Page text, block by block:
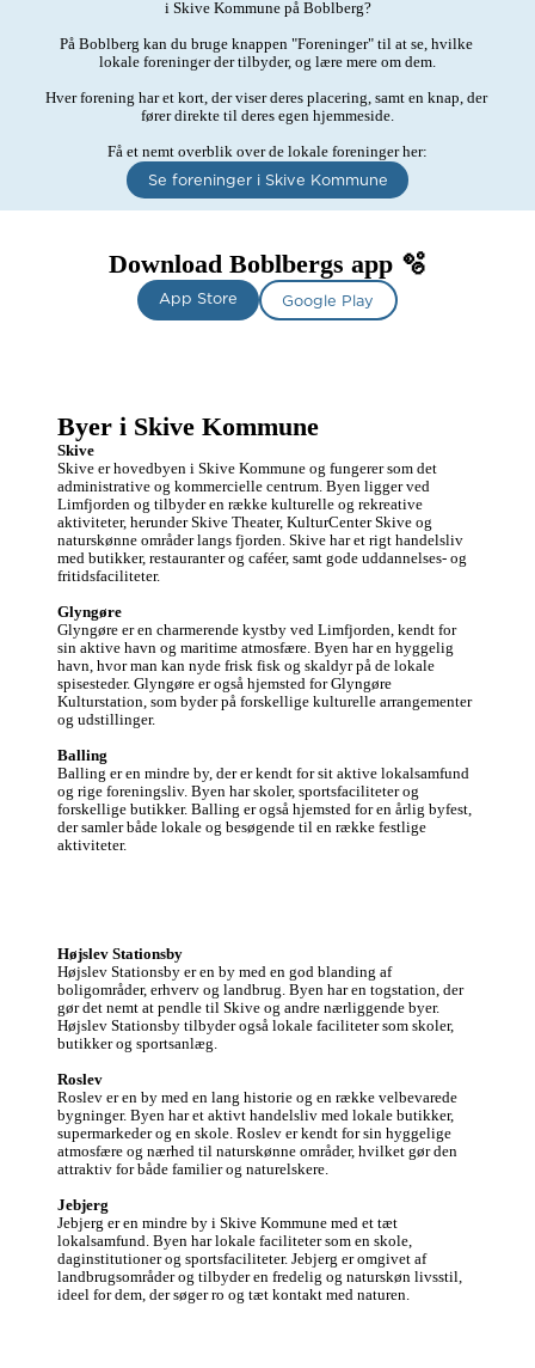
i Skive Kommune på Boblberg?
På Boblberg kan du bruge knappen "Foreninger" til at se, hvilke
lokale foreninger der tilbyder, og lære mere om dem.
Hver forening har et kort, der viser deres placering, samt en knap, der
fører direkte til deres egen hjemmeside.
Få et nemt overblik over de lokale foreninger her:
Se foreninger i Skive Kommune
Download Boblbergs app 🫧
App Store Google Play
Byer i Skive Kommune
Skive
Skive er hovedbyen i Skive Kommune og fungerer som det
administrative og kommercielle centrum. Byen ligger ved
Limfjorden og tilbyder en række kulturelle og rekreative
aktiviteter, herunder Skive Theater, KulturCenter Skive og
naturskønne områder langs fjorden. Skive har et rigt handelsliv
med butikker, restauranter og caféer, samt gode uddannelses- og
fritidsfaciliteter.
Glyngøre
Glyngøre er en charmerende kystby ved Limfjorden, kendt for
sin aktive havn og maritime atmosfære. Byen har en hyggelig
havn, hvor man kan nyde frisk fisk og skaldyr på de lokale
spisesteder. Glyngøre er også hjemsted for Glyngøre
Kulturstation, som byder på forskellige kulturelle arrangementer
og udstillinger.
Balling
Balling er en mindre by, der er kendt for sit aktive lokalsamfund
og rige foreningsliv. Byen har skoler, sportsfaciliteter og
forskellige butikker. Balling er også hjemsted for en årlig byfest,
der samler både lokale og besøgende til en række festlige
aktiviteter.
Højslev Stationsby
Højslev Stationsby er en by med en god blanding af
boligområder, erhverv og landbrug. Byen har en togstation, der
gør det nemt at pendle til Skive og andre nærliggende byer.
Højslev Stationsby tilbyder også lokale faciliteter som skoler,
butikker og sportsanlæg.
Roslev
Roslev er en by med en lang historie og en række velbevarede
bygninger. Byen har et aktivt handelsliv med lokale butikker,
supermarkeder og en skole. Roslev er kendt for sin hyggelige
atmosfære og nærhed til naturskønne områder, hvilket gør den
attraktiv for både familier og naturelskere.
Jebjerg
Jebjerg er en mindre by i Skive Kommune med et tæt
lokalsamfund. Byen har lokale faciliteter som en skole,
daginstitutioner og sportsfaciliteter. Jebjerg er omgivet af
landbrugsområder og tilbyder en fredelig og naturskøn livsstil,
ideel for dem, der søger ro og tæt kontakt med naturen.